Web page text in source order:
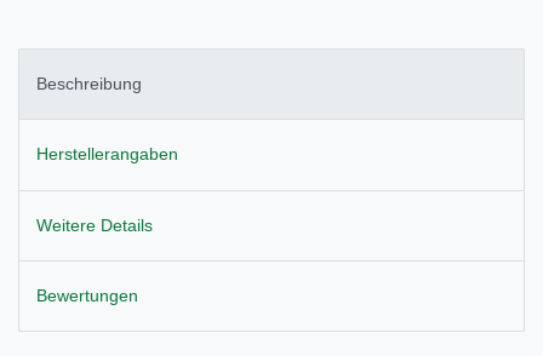
Beschreibung
Herstellerangaben
Weitere Details
Bewertungen